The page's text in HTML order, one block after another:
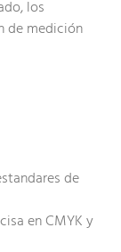
los
de medición
de
en CMYK y